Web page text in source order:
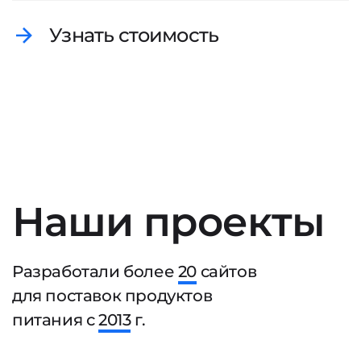
Узнать стоимость
Наши проекты
Разработали более 20 сайтов
для поставок продуктов
питания с2013г.